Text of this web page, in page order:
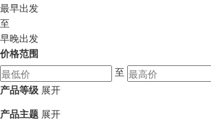
最早出发
至
早晚出发
价格范围
至
产品等级 展开
产品主题 展开